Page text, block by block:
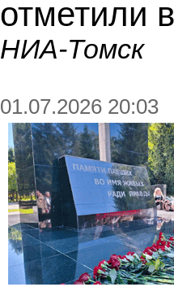
отметили
НИА-Томск
01.07.2026 20:03